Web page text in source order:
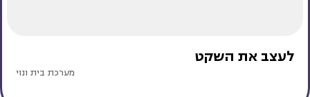
לעצב את השקט
מערכת בית ונוי